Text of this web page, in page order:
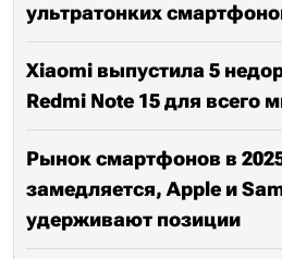
ультратонких
Xiaomi выпустила 5
Redmi Note 15 для всего
Рынок смартфонов в
замедляется, Apple и
удерживают позиции